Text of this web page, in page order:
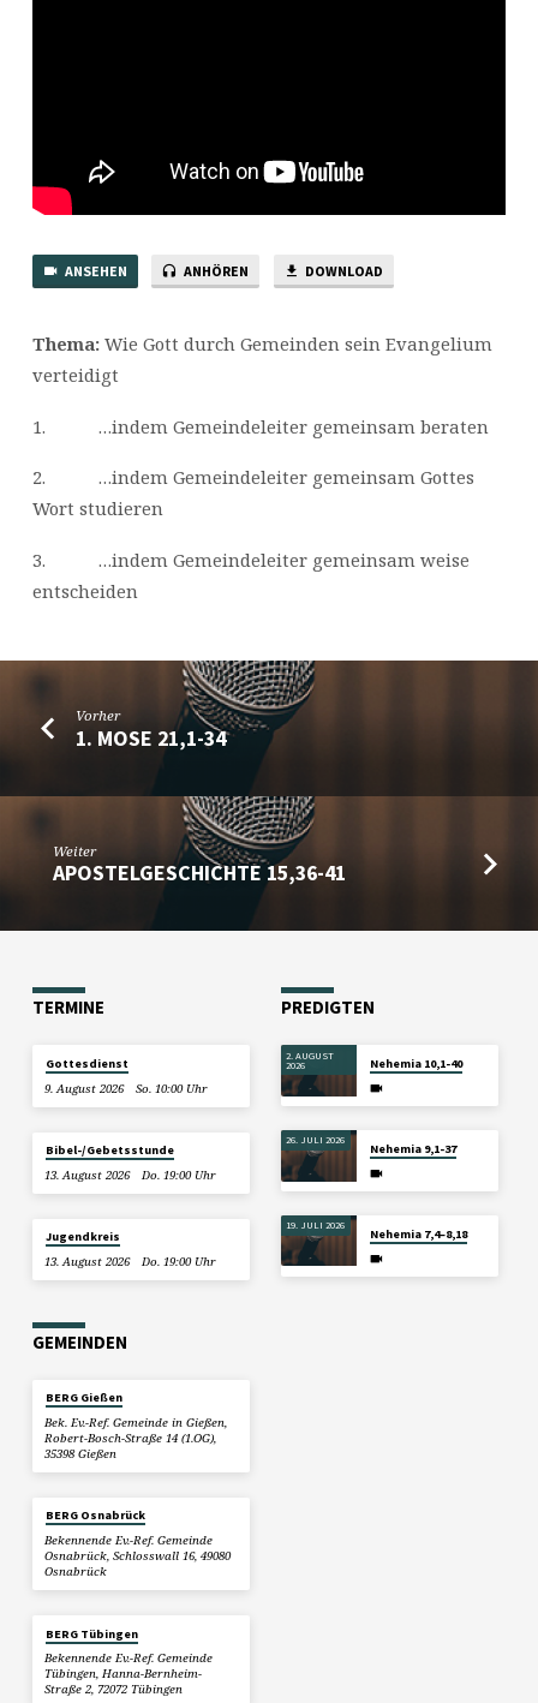
ANSEHEN ANHÖREN DOWNLOAD
Thema:Wie Gott durch Gemeinden sein Evangelium
verteidigt
1. …indem Gemeindeleiter gemeinsam beraten
2. …indem Gemeindeleiter gemeinsam Gottes
Wort studieren
3. …indem Gemeindeleiter gemeinsam weise
entscheiden
Vorher
1. MOSE 21,1-34
Weiter
APOSTELGESCHICHTE 15,36-41
TERMINE
Gottesdienst
9. August 2026
So. 10:00 Uhr
Bibel-/Gebetsstunde
13. August 2026
Do. 19:00 Uhr
Jugendkreis
13. August 2026
Do. 19:00 Uhr
PREDIGTEN
2. AUGUST
2026 Nehemia 10,1-40
26. JULI 2026
Nehemia 9,1-37
19. JULI 2026
Nehemia 7,4–8,18
GEMEINDEN
BERG Gießen
Bek. Ev.-Ref. Gemeinde in Gießen,
Robert-Bosch-Straße 14 (1.OG),
35398 Gießen
BERG Osnabrück
Bekennende Ev.-Ref. Gemeinde
Osnabrück, Schlosswall 16, 49080
Osnabrück
BERG Tübingen
Bekennende Ev.-Ref. Gemeinde
Tübingen, Hanna-Bernheim-
Straße 2, 72072 Tübingen